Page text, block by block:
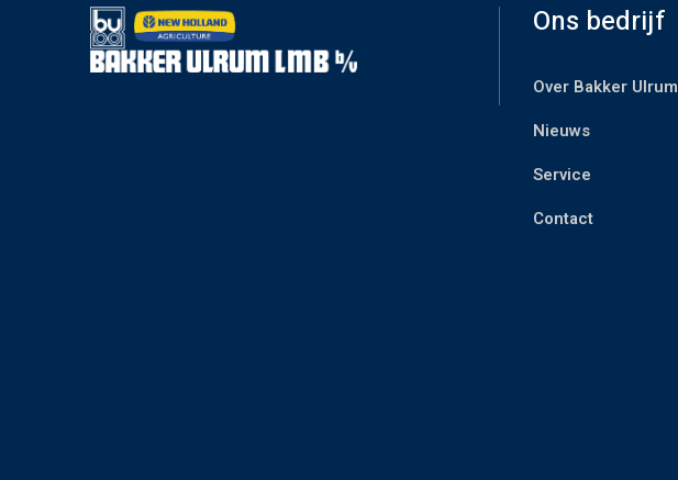
Ons bedrijf
Over Bakker Ulrum
Nieuws
Service
Contact